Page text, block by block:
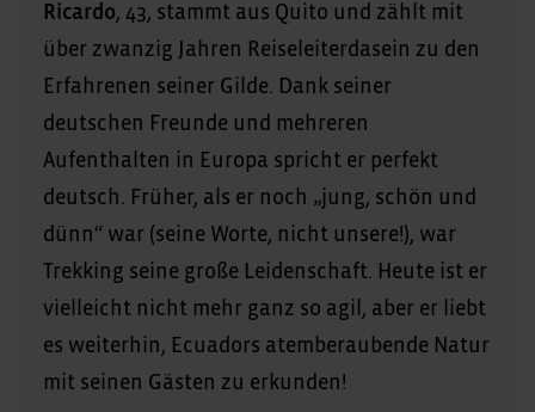
Ricardo, 43, stammt aus Quito und zählt mit
über zwanzig Jahren Reiseleiterdasein zu den
Erfahrenen seiner Gilde. Dank seiner
deutschen Freunde und mehreren
Aufenthalten in Europa spricht er perfekt
deutsch. Früher, als er noch „jung, schön und
dünn“ war (seine Worte, nicht unsere!), war
Trekking seine große Leidenschaft. Heute ist er
vielleicht nicht mehr ganz so agil, aber er liebt
es weiterhin, Ecuadors atemberaubende Natur
mit seinen Gästen zu erkunden!